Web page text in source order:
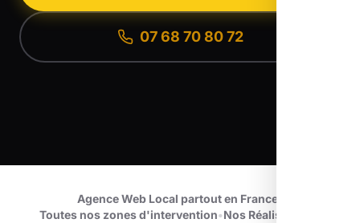
07 68 70 80 72
Agence Web Local partout en France
Toutes nos zones d'intervention•Nos Réalisations